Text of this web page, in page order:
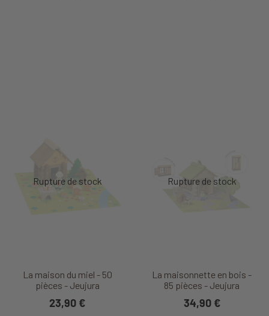
La maison du miel - 50
pièces - Jeujura
23,90 €
La maisonnette en bois -
85 pièces - Jeujura
34,90 €